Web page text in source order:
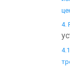
4.